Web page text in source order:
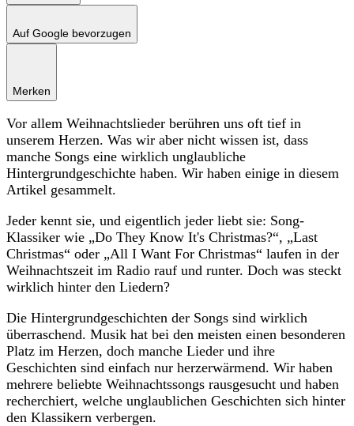
Auf Google bevorzugen
Merken
Vor allem Weihnachtslieder berühren uns oft tief in
unserem Herzen. Was wir aber nicht wissen ist, dass
manche Songs eine wirklich unglaubliche
Hintergrundgeschichte haben. Wir haben einige in diesem
Artikel gesammelt.
Jeder kennt sie, und eigentlich jeder liebt sie: Song-
Klassiker wie „Do They Know It's Christmas?“, „Last
Christmas“ oder „All I Want For Christmas“ laufen in der
Weihnachtszeit im Radio rauf und runter. Doch was steckt
wirklich hinter den Liedern?
Die Hintergrundgeschichten der Songs sind wirklich
überraschend. Musik hat bei den meisten einen besonderen
Platz im Herzen, doch manche Lieder und ihre
Geschichten sind einfach nur herzerwärmend. Wir haben
mehrere beliebte Weihnachtssongs rausgesucht und haben
recherchiert, welche unglaublichen Geschichten sich hinter
den Klassikern verbergen.